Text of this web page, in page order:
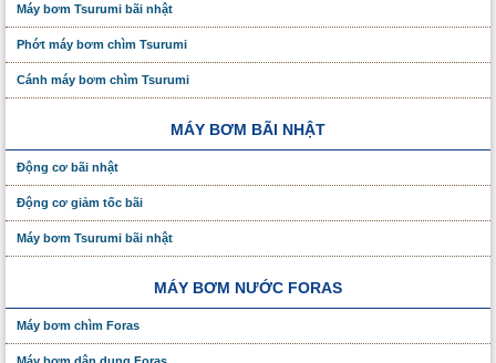
Máy bơm Tsurumi bãi nhật
Phớt máy bơm chìm Tsurumi
Cánh máy bơm chìm Tsurumi
MÁY BƠM BÃI NHẬT
Động cơ bãi nhật
Động cơ giảm tốc bãi
Máy bơm Tsurumi bãi nhật
MÁY BƠM NƯỚC FORAS
Máy bơm chìm Foras